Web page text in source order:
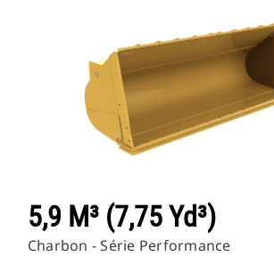
5,9 M³ (7,75 Yd³)
Charbon - Série Performance